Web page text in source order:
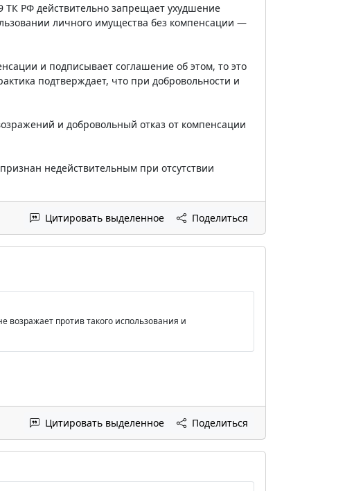
РФ действительно запрещает ухудшение
личного имущества без компенсации —
и подписывает соглашение об этом, то это
подтверждает, что при добровольности и
и добровольный отказ от компенсации
недействительным при отсутствии
Цитировать выделенное Поделиться
против такого использования и
Цитировать выделенное Поделиться